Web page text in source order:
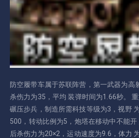
防空履带车属于苏联阵营，第一武器为高
杀伤力为35，平均 装弹时间为1.66秒。
碾压步兵，制造所需科技等级为3，视野
500，转动比例为5，炮塔在移动中不能
后杀伤力为20×2，运动速度为9.6，体力